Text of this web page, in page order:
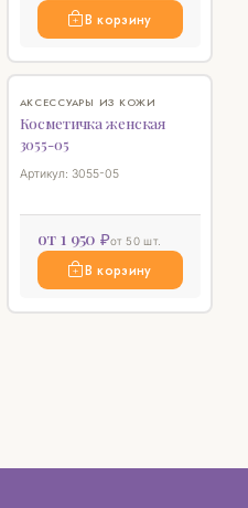
В корзину
АКСЕССУАРЫ ИЗ КОЖИ
Косметичка женская
3055-05
Артикул: 3055-05
от 1 950 ₽от 50 шт.
В корзину